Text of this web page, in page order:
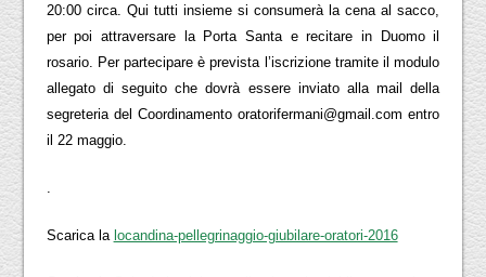
20:00 circa. Qui tutti insieme si consumerà la cena al sacco,
per poi attraversare la Porta Santa e recitare in Duomo il
rosario. Per partecipare è prevista l’iscrizione tramite il modulo
allegato di seguito che dovrà essere inviato alla mail della
segreteria del Coordinamento oratorifermani@gmail.com entro
il 22 maggio.
Scarica la locandina-pellegrinaggio-giubilare-oratori-2016